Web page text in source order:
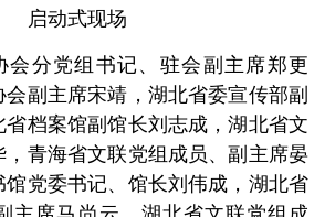
启动式现场
会分党组书记、驻会副主席郑更
副主席宋靖，湖北省委宣传部副
档案馆副馆长刘志成，湖北省文
青海省文联党组成员、副主席晏
党委书记、馆长刘伟成，湖北省
主席马尚云，湖北省文联党组成